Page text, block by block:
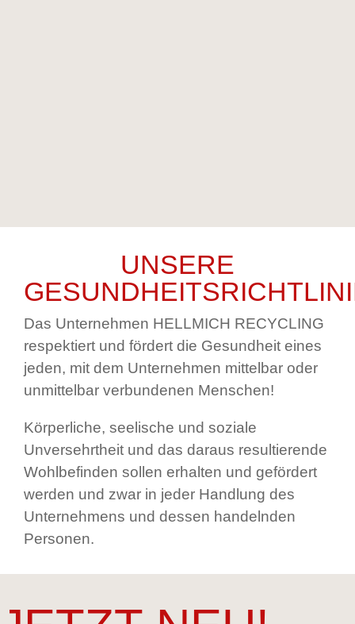
UNSERE
Das Unternehmen HELLMICH RECYCLING
respektiert und fördert die Gesundheit eines
jeden, mit dem Unternehmen mittelbar oder
unmittelbar verbundenen Menschen!
Körperliche, seelische und soziale
Unversehrtheit und das daraus resultierende
Wohlbefinden sollen erhalten und gefördert
werden und zwar in jeder Handlung des
Unternehmens und dessen handelnden
Personen.